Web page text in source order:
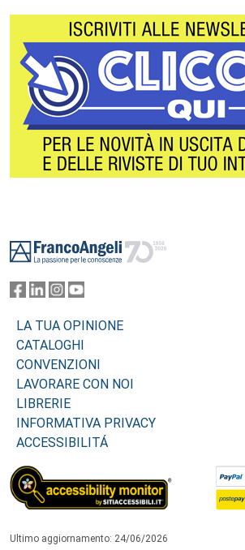
LA TUA OPINIONE
CATALOGHI
CONVENZIONI
LAVORARE CON NOI
LIBRERIE
INFORMATIVA PRIVACY
ACCESSIBILITÁ
Ultimo aggiornamento: 24/06/2026